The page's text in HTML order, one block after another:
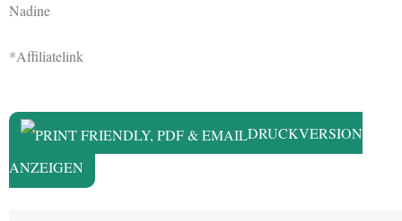
Nadine
*Affiliatelink
DRUCKVERSION
ANZEIGEN